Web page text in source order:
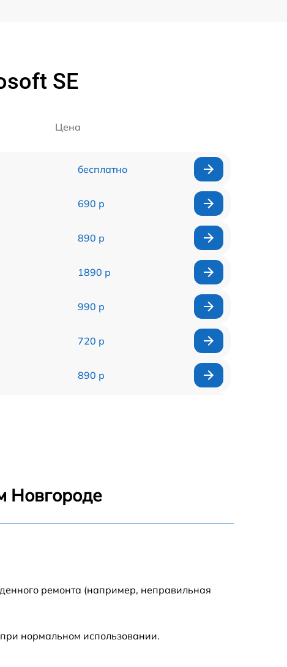
SE
Цена
бесплатно
690 р
890 р
1890 р
990 р
720 р
890 р
Новгороде
ремонта (например, неправильная
нормальном использовании.